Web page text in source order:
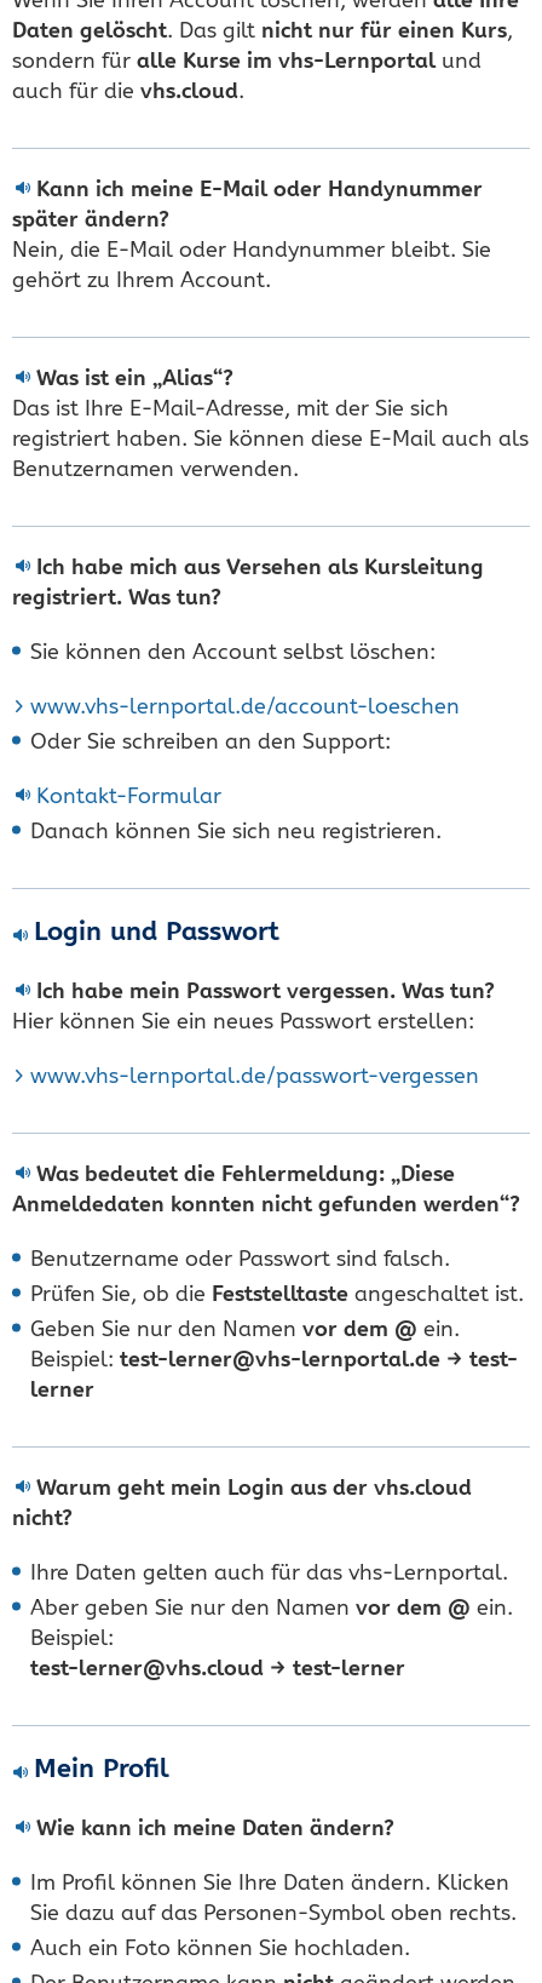
Daten gelöscht. Das gilt nicht nur für einen Kurs,
sondern für alle Kurse im vhs-Lernportalund
auch für die vhs.cloud.
Kann ich meine E-Mail oder Handynummer
später ändern?
Nein, die E-Mail oder Handynummer bleibt. Sie
gehört zu Ihrem Account.
Was ist ein „Alias“?
Das ist Ihre E-Mail-Adresse, mit der Sie sich
registriert haben. Sie können diese E-Mail auch als
Benutzernamen verwenden.
Ich habe mich aus Versehen als Kursleitung
registriert. Was tun?
Sie können den Account selbst löschen:
www.vhs-lernportal.de/account-loeschen
Oder Sie schreiben an den Support:
Kontakt-Formular
Danach können Sie sich neu registrieren.
Login und Passwort
Ich habe mein Passwort vergessen. Was tun?
Hier können Sie ein neues Passwort erstellen:
www.vhs-lernportal.de/passwort-vergessen
Was bedeutet die Fehlermeldung: „Diese
Anmeldedaten konnten nicht gefunden werden“?
Benutzername oder Passwort sind falsch.
Prüfen Sie, ob die Feststelltaste angeschaltet ist.
Geben Sie nur den Namen vor dem @ ein.
Beispiel: test-lerner@vhs-lernportal.de → test-
lerner
Warum geht mein Login aus der vhs.cloud
nicht?
Ihre Daten gelten auch für das vhs-Lernportal.
Aber geben Sie nur den Namen vor dem @ ein.
Beispiel:
test-lerner@vhs.cloud → test-lerner
Mein Profil
Wie kann ich meine Daten ändern?
Im Profil können Sie Ihre Daten ändern. Klicken
Sie dazu auf das Personen-Symbol oben rechts.
Auch ein Foto können Sie hochladen.